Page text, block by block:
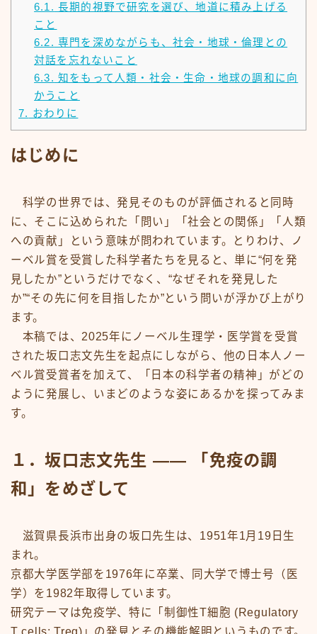
6.1. 長期的視野で研究を選び、地道に積み上げる
こと
6.2. 専門を深めながらも、社会・地球・倫理との
対話を忘れないこと
6.3. 知をもって人類・社会・生命・地球の調和に向
かうこと
7. おわりに
はじめに
科学の世界では、発見そのものが評価されると同時
に、そこに込められた「問い」「社会との関係」「人類
への貢献」という意味が問われています。とりわけ、ノ
ーベル賞を受賞した科学者たちを見ると、単に“何を発
見したか”というだけでなく、“なぜそれを発見した
か”“その先に何を目指したか”という問いが浮かび上がり
ます。
本稿では、2025年にノーベル生理学・医学賞を受賞
された坂口志文先生を起点にしながら、他の日本人ノー
ベル賞受賞者を加えて、「日本の科学者の精神」がどの
ように発展し、いまどのような姿にあるかを探ってみま
す。
１．坂口志文先生 —— 「免疫の調
和」をめざして
滋賀県長浜市出身の坂口先生は、1951年1月19日生
まれ。
京都大学医学部を1976年に卒業、同大学で博士号（医
学）を1982年取得しています。
研究テーマは免疫学、特に「制御性T細胞 (Regulatory
T cells; Treg)」の発見とその機能解明というものです。